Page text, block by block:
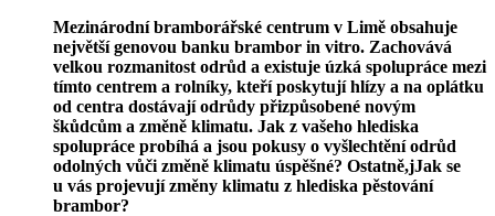
Mezinárodní bramborářské centrum v Limě obsahuje
největší genovou banku brambor in vitro. Zachovává
velkou rozmanitost odrůd a existuje úzká spolupráce mezi
tímto centrem a rolníky, kteří poskytují hlízy a na oplátku
od centra dostávají odrůdy přizpůsobené novým
škůdcům a změně klimatu. Jak z vašeho hlediska
spolupráce probíhá a jsou pokusy o vyšlechtění odrůd
odolných vůči změně klimatu úspěšné? Ostatně,jJak se
u vás projevují změny klimatu z hlediska pěstování
brambor?